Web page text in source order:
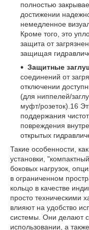
полностью
достижении
немедленное
Кроме того, это
защита от
защищая
Защитные
соединений от
отключении
(для ниппелей/
муфт/розеток).16
поддержания
повреждения
открытых
Такие особенности,
установки,
боковых нагрузок,
в ограниченном
кольцо в качестве
просто техническими
влияют на удобство
системы. Они делают
использовании, а